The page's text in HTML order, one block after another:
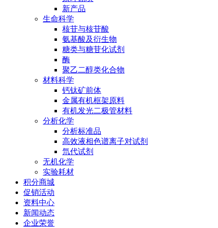
新产品
生命科学
核苷与核苷酸
氨基酸及衍生物
糖类与糖苷化试剂
酶
聚乙二醇类化合物
材料科学
钙钛矿前体
金属有机框架原料
有机发光二极管材料
分析化学
分析标准品
高效液相色谱离子对试剂
氘代试剂
无机化学
实验耗材
积分商城
促销活动
资料中心
新闻动态
企业荣誉